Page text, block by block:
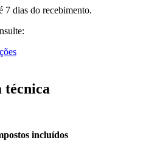
7 dias do recebimento.
técnica
incluídos